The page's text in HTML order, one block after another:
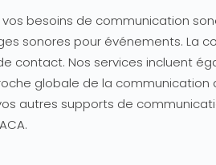
besoins de communication
sonores pour événements. La
contact. Nos services incluent
globale de la
autres supports de